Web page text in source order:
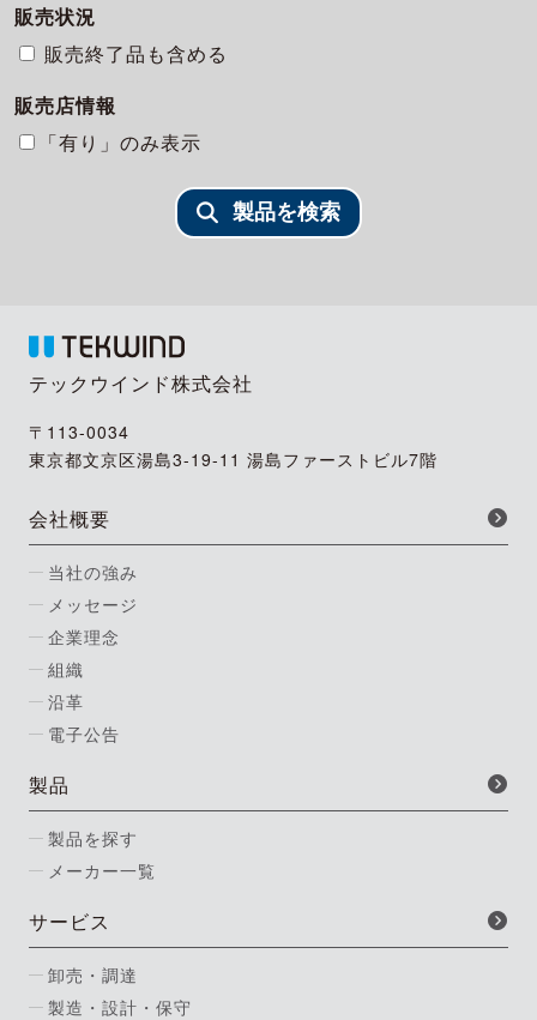
販売状況
販売終了品も含める
販売店情報
「有り」のみ表示
製品を検索
テックウインド株式会社
〒113-0034
東京都文京区湯島3-19-11 湯島ファーストビル7階
会社概要
当社の強み
メッセージ
企業理念
組織
沿革
電子公告
製品
製品を探す
メーカー一覧
サービス
卸売・調達
製造・設計・保守